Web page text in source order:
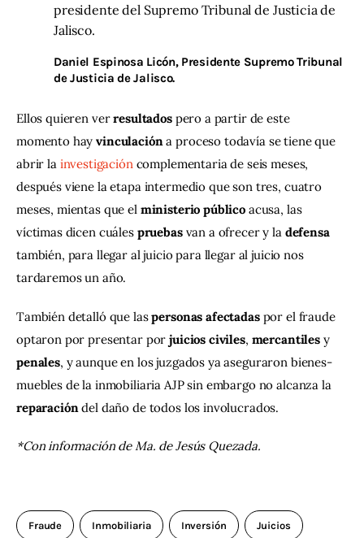
presidente del Supremo Tribunal de Justicia de
Jalisco.
Daniel Espinosa Licón, Presidente Supremo Tribunal
de Justicia de Jalisco.
Ellos quieren ver resultados pero a partir de este
momento hay vinculación a proceso todavía se tiene que
abrir la investigación complementaria de seis meses,
después viene la etapa intermedio que son tres, cuatro
meses, mientas que el ministerio público acusa, las
víctimas dicen cuáles pruebas van a ofrecer y la defensa
también, para llegar al juicio para llegar al juicio nos
tardaremos un año.
También detalló que las personas afectadas por el fraude
optaron por presentar por juicios civiles, mercantiles y
penales, y aunque en los juzgados ya aseguraron bienes-
muebles de la inmobiliaria AJP sin embargo no alcanza la
reparación del daño de todos los involucrados.
*Con información de Ma. de Jesús Quezada.
Fraude Inmobiliaria Inversión Juicios